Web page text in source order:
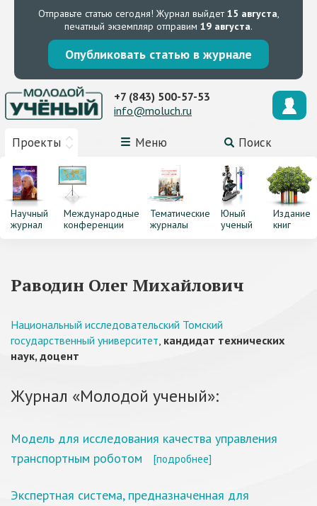
Отправьте статью сегодня! Журнал выйдет15 августа,
печатный экземпляр отправим 19 августа.
Опубликовать статью в журнале
Проекты Меню Поиск
+7 (843) 500-57-53
info@moluch.ru
Научный
журнал
Международные
конференции
Тематические
журналы
Юный
ученый
Издание
книг
Раводин Олег Михайлович
Национальный исследовательский Томский
государственный университет, кандидат технических
наук, доцент
Журнал «Молодой ученый»:
Модель для исследования качества управления
транспортным роботом
[подробнее]
Экспертная система, предназначенная для